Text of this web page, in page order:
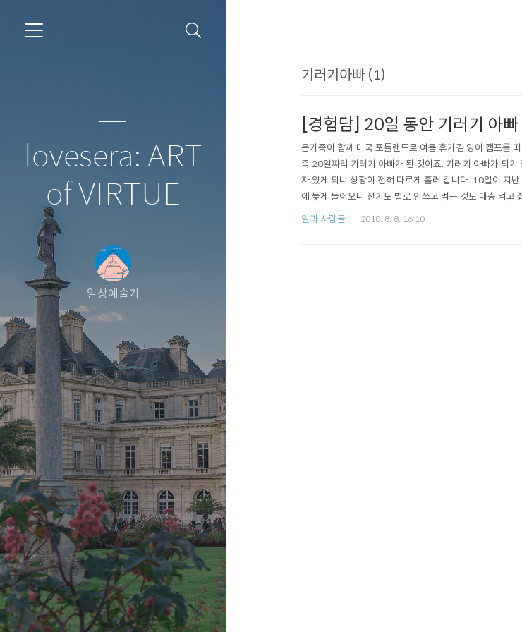
lovesera: ART
of VIRTUE
일상예술가
기러기아빠 (1)
[경험담] 20일 동안 기러기 아빠
온가족이 함께 미국 포틀랜드로 여름 휴가겸 영어 캠프를
즉 20일짜리 기러기 아빠가 된 것이죠. 기러기 아빠가 되
자 있게 되니 상황이 전혀 다르게 흘러 갑니다. 10일이 지
에 늦게 들어오니 전기도 별로 안쓰고 먹는 것도 대충 먹
다. 가족이 있을 때는 거의 칼 퇴근 했는데 퇴근 후 재즈 공연
일과 사람들 2010. 8. 8. 16:10